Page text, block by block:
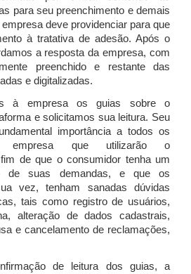
para seu preenchimento e demais
deve providenciar para que
à tratativa de adesão. Após o
a resposta da empresa, com
preenchido e restante das
e digitalizadas.
à empresa os guias sobre o
e solicitamos sua leitura. Seu
importância a todos os
empresa que utilizarão o
de que o consumidor tenha um
de suas demandas, e que os
vez, tenham sanadas dúvidas
tais como registro de usuários,
alteração de dados cadastrais,
e cancelamento de reclamações,
de leitura dos guias, a